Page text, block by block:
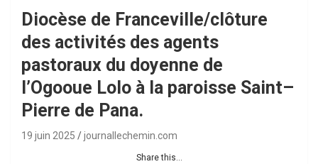
Diocèse de Franceville/clôture
des activités des agents
pastoraux du doyenne de
l’Ogooue Lolo à la paroisse Saint–
Pierre de Pana.
19 juin 2025 journallechemin.com
Share this...